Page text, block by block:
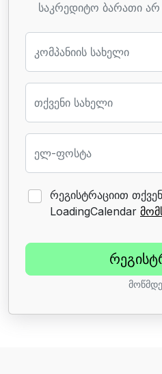
საკრედიტო ბარათი
კომპანიის სახელი
თქვენი სახელი
ელ-ფოსტა
რეგისტრაციით
LoadingCalendar